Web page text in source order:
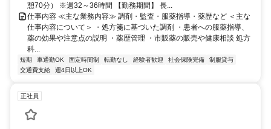
憩70分） ※週32～36時間 【勤務期間】 長...
仕事内容 ≪主な業務内容≫ 調剤・監査・服薬指導・薬歴など ＜主な
仕事内容について＞ ・処方箋に基づいた調剤 ・患者への服薬指導、
薬の効果や注意点の説明 ・薬歴管理 ・市販薬の販売や健康相談 処方
科...
短期 車通勤OK 固定時間制 転勤なし 経験者歓迎 社会保険完備
制服貸与
交通費支給
週4日以上OK
正社員